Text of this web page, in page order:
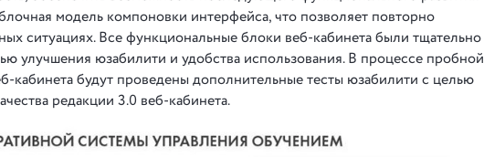
модель компоновки интерфейса, что позволяет повторно
ситуациях. Все функциональные блоки веб-кабинета были тщательно
улучшения юзабилити и удобства использования. В процессе пробной
кабинета будут проведены дополнительные тесты юзабилити с целью
редакции 3.0 веб-кабинета.